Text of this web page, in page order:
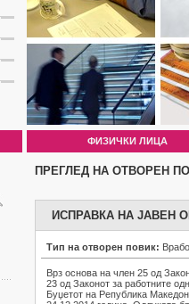
ФИЗИЧКИ ЛИЦА
ПРЕГЛЕД НА ОТВОРЕН
ИСПРАВКА НА ЈАВЕН
Тип на отворен повик:
Врз основа на член 25 од
23 од Законот за работните
Буџетот на Република